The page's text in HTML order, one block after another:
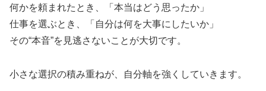
何かを頼まれたとき、「本当はどう思ったか」
仕事を選ぶとき、「自分は何を大事にしたいか」
その“本音”を見逃さないことが大切です。
小さな選択の積み重ねが、自分軸を強くしていきます。